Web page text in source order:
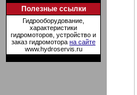
Полезные ссылки
Гидрооборудование,
характеристики
гидромоторов, устройство и
заказ гидромотора на сайте
www.hydroservis.ru